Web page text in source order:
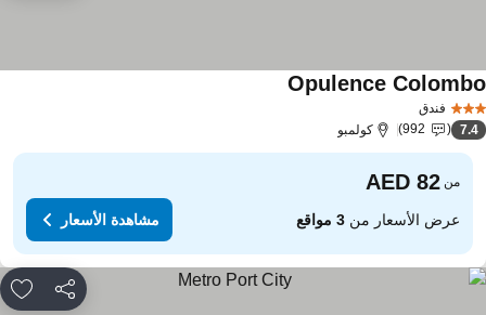
فندق
Opulenceمشاهدة الأسعار
7.4
992 كولمبو
من
عرض الأسعار من3 مواقع مشاهدة الأسعار
مشاركة